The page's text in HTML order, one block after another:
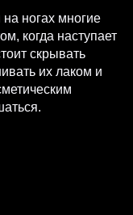
ногах многие
когда наступает
скрывать
их лаком и